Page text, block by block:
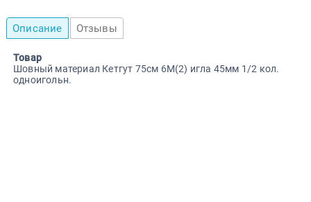
Описание Отзывы
Товар
Шовный материал Кетгут 75см 6М(2) игла 45мм 1/2 кол.
одноигольн.